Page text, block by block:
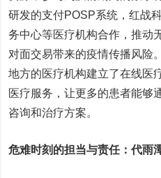
研发的支付POSP系统，红战
务中心等医疗机构合作，推动
对面交易带来的疫情传播风险
地方的医疗机构建立了在线医
医疗服务，让更多的患者能够
咨询和治疗方案。
危难时刻的担当与责任：代雨